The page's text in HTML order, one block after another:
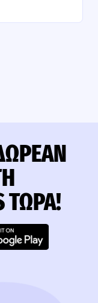
ΤΏΡΑ!